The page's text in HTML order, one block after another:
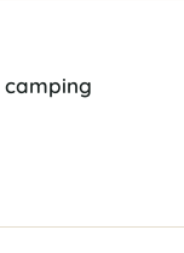
camping